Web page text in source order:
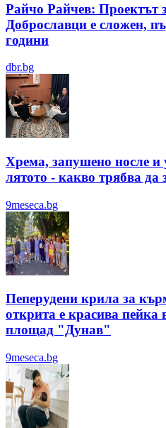
Райчо Райчев: Проектът
Доброславци е сложен,
години
dbr.bg
Хрема, запушено носле
лятотo - какво трябва да
9meseca.bg
Пеперудени крила за
открита е красива пейка
площад "Дунав"
9meseca.bg